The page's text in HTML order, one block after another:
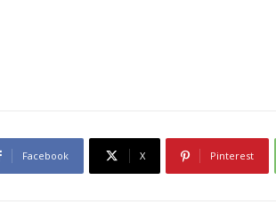
Facebook X Pinterest